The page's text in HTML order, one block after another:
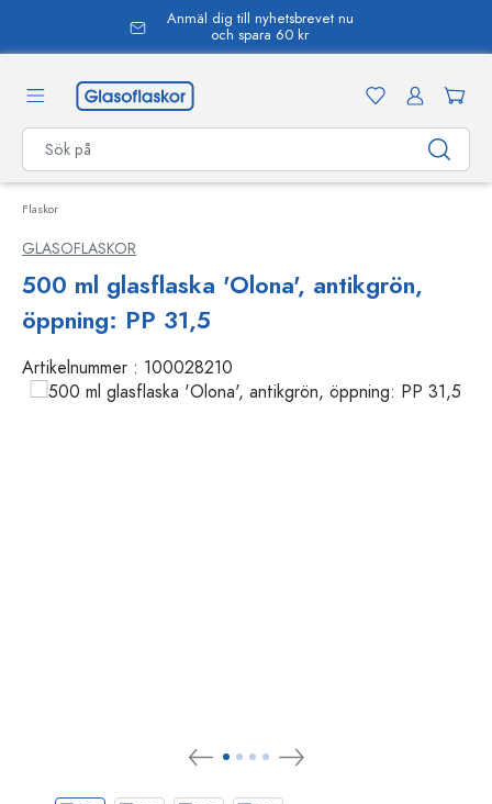
Anmäl dig till nyhetsbrevet nu
och spara 60 kr
Flaskor
GLASOFLASKOR
500 ml glasflaska 'Olona', antikgrön,
öppning: PP 31,5
Artikelnummer : 100028210